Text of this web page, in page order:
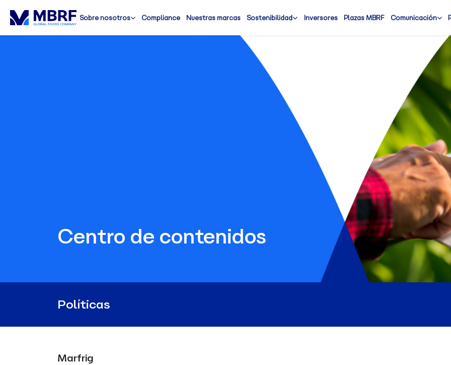
Sobre nosotros Compliance Nuestras marcas Sostenibilidad Inversores Plazas MBRF Comunicación
Centro de contenidos
Políticas
Marfrig